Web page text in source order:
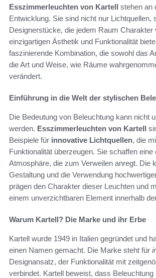
Esszimmerleuchten von Kartell stehen an
Entwicklung. Sie sind nicht nur Lichtquellen,
Designerstücke, die jedem Raum Charakter
einzigartigen Ästhetik und Funktionalität
faszinierende Kombination, die sowohl das
die Art und Weise, wie Räume
verändert.
Einführung in die Welt der stylischen
Die Bedeutung von Beleuchtung kann nicht
werden. Esszimmerleuchten von Kartell
Beispiele für innovative Lichtquellen, die
Funktionalität überzeugen. Sie schaffen eine
Atmosphäre, die zum Verweilen anregt. Die
Gestaltung und die Verwendung
prägen den Charakter dieser Leuchten und
einem unverzichtbaren Element innerhalb
Warum Kartell? Die Marke und ihr Erbe
Kartell wurde 1949 in Italien gegründet und
einen Namen gemacht. Die Marke steht für
Designansatz, der Funktionalität mit
verbindet. Kartell beweist, dass Beleuchtung